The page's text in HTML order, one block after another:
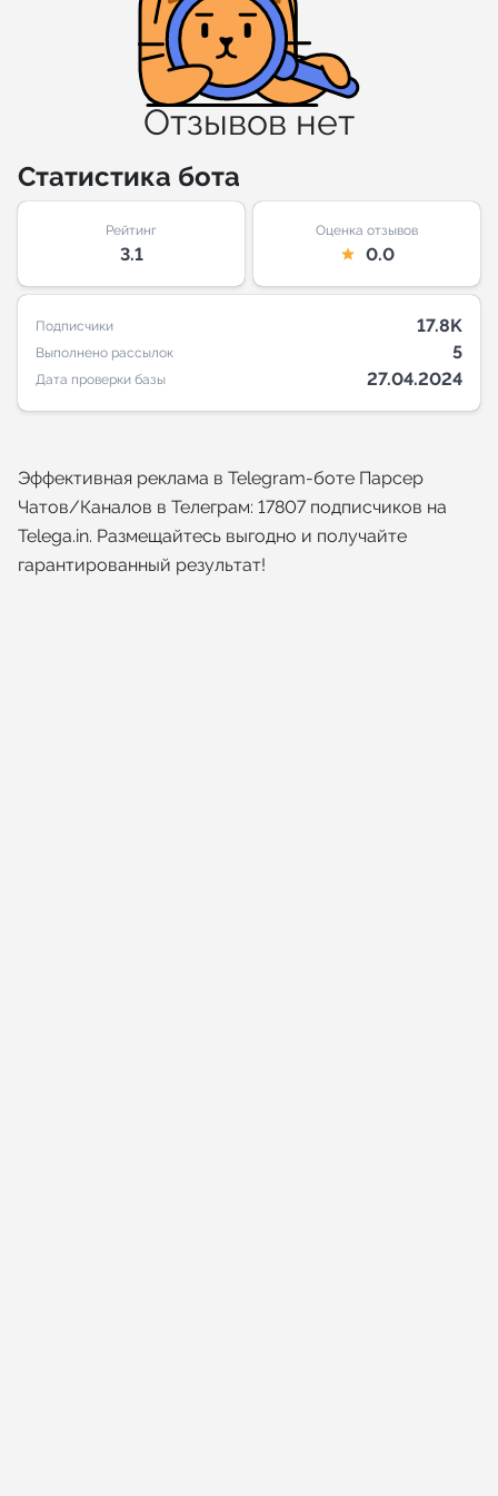
Отзывов нет
Статистика бота
Рейтинг
3.1
Оценка отзывов
0.0
Подписчики 17.8K
Выполнено рассылок 5
Дата проверки базы 27.04.2024
Эффективная реклама в Telegram-боте Парсер
Чатов/Каналов в Телеграм: 17807 подписчиков на
Telega.in. Размещайтесь выгодно и получайте
гарантированный результат!